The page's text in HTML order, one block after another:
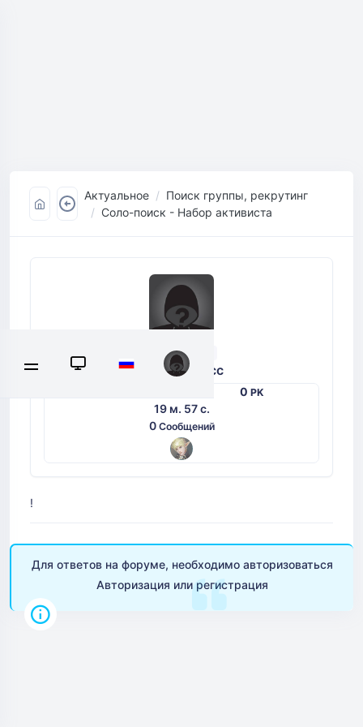
Актуальное
Поиск группы, рекрутинг
Соло-поиск - Набор активиста
Пользователь
user-38cc
0PK
19 м. 57 с.
0 Сообщений
!
Для ответов на форуме, необходимо авторизоваться
Авторизация или регистрация